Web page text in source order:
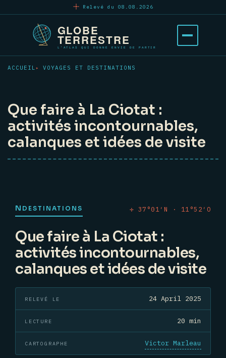
Relevé du 08.08.2026
Ouvrir
le
ACCUEIL VOYAGES ET DESTINATIONS
Que faire à La Ciotat :
activités incontournables,
calanques et idées de visite
N DESTINATIONS ✛ 37°01′N · 11°52′O
Que faire à La Ciotat :
activités incontournables,
calanques et idées de visite
RELEVÉ LE 24 April 2025
LECTURE 20 min
CARTOGRAPHE Victor Marleau